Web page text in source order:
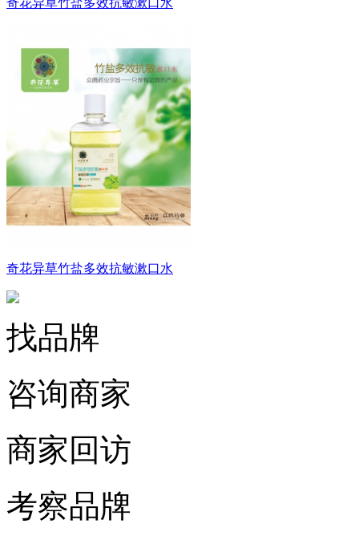
奇花异草竹盐多效抗敏漱口水
奇花异草竹盐多效抗敏漱口水
找品牌
咨询商家
商家回访
考察品牌